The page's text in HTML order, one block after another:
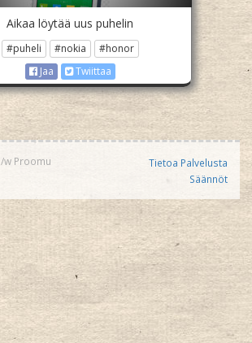
Aikaa löytää uus puhelin
#puheli #nokia
#honor
Jaa
Twiittaa
/w Proomu
Tietoa Palvelusta
Säännöt